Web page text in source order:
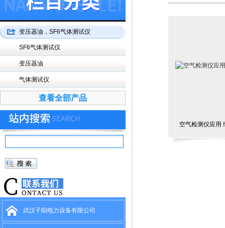
空气检测仪应用
变压器油，SF6气体测试仪
SF6气体测试仪
变压器油
气体测试仪
查看全部产品
武汉子阳电力设备有限公司